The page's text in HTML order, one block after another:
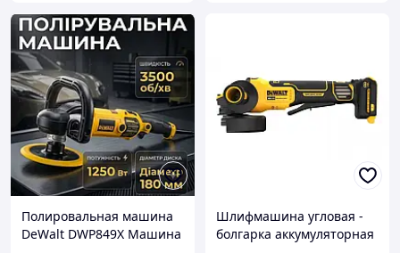
Полировальная машина
DeWalt DWP849X Машина
Шлифмашина угловая -
болгарка аккумуляторная